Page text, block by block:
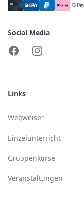
Social Media
FacebookInstagram
Links
Wegweiser
Einzelunterricht
Gruppenkurse
Veranstaltungen